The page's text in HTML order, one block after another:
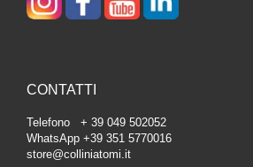
CONTATTI
Telefono + 39 049 502052
WhatsApp +39 351 5770016
store@colliniatomi.it